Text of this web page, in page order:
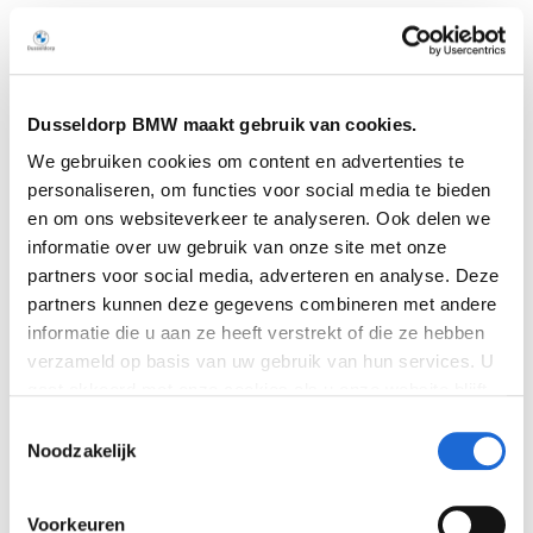
Dusseldorp BMW maakt gebruik van cookies.
We gebruiken cookies om content en advertenties te
personaliseren, om functies voor social media te bieden
en om ons websiteverkeer te analyseren. Ook delen we
informatie over uw gebruik van onze site met onze
partners voor social media, adverteren en analyse. Deze
partners kunnen deze gegevens combineren met andere
informatie die u aan ze heeft verstrekt of die ze hebben
verzameld op basis van uw gebruik van hun services. U
Noodzakelijk
Voorkeuren
Ongeëvenaarde Vermogen en
Prestaties
In zijn krachtigste vorm levert de 6-cilinder-in-lijn
benzinemotor met M TwinPower Turbo technologie
nu 390 kW (530 pk).
De BMW M3 Competition Sedan
met M xDrive en de BMW M3 Competition Touring met
M xDrive profiteren van dit extra vermogen, dat via een
8-traps M Steptronic transmissie met Drivelogic wordt
overgebracht op alle vier de wielen. Voor liefhebbers
van puur rijplezier biedt de
BMW M3 Sedan een
versie met 353 kW (480 pk) gecombineerd met een
handgeschakelde 6-versnellingsbak en